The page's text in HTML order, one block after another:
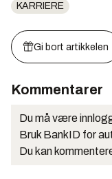
KARRIERE
Gi bort artikkelen
Kommentarer
Du må være
Bruk BankID for
Du kan